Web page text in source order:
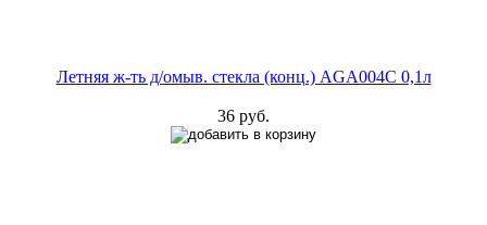
Летняя ж-ть д/омыв. стекла (конц.) AGA004C 0,1л
36 руб.